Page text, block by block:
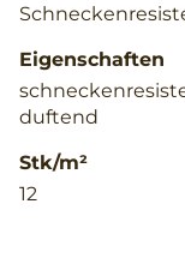
Eigenschaften
duftend
Stk/m²
12